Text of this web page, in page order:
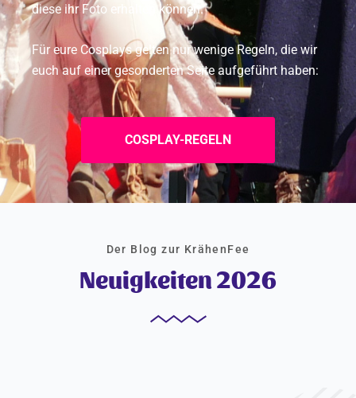
diese ihr Foto erhalten können.
Für eure Cosplays gelten nur wenige Regeln, die wir
euch auf einer gesonderten Seite aufgeführt haben:
COSPLAY-REGELN
Der Blog zur KrähenFee
Neuigkeiten 2026